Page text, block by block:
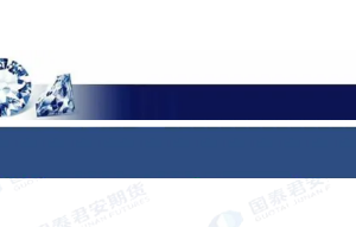
项目名称昨日数据前日数据变动幅度收盘
持仓量（手）214,818223,161-8343仓
地区基差533122丰喜-盘面（运费约100元/吨）-
矿新疆1,6151,615山东瑞星1,8401,840山西丰喜
1,7301,750-20开工率（%）89.0587.751.30日
责条款部分短期贸易商投机性转弱，下周尿素
间震荡的状态。上方空间而言，国内追肥需